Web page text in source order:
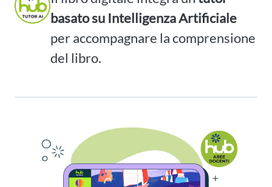
basato su Intelligenza Artificiale
per accompagnare la comprensione
del libro.